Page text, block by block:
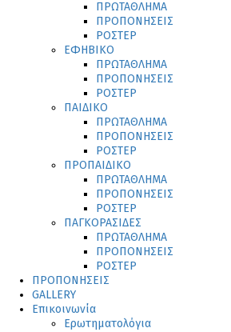
ΠΡΩΤΑΘΛΗΜΑ
ΠΡΟΠΟΝΗΣΕΙΣ
ΡΟΣΤΕΡ
ΕΦΗΒΙΚΟ
ΠΡΩΤΑΘΛΗΜΑ
ΠΡΟΠΟΝΗΣΕΙΣ
ΡΟΣΤΕΡ
ΠΑΙΔΙΚΟ
ΠΡΩΤΑΘΛΗΜΑ
ΠΡΟΠΟΝΗΣΕΙΣ
ΡΟΣΤΕΡ
ΠΡΟΠΑΙΔΙΚΟ
ΠΡΩΤΑΘΛΗΜΑ
ΠΡΟΠΟΝΗΣΕΙΣ
ΡΟΣΤΕΡ
ΠΑΓΚΟΡΑΣΙΔΕΣ
ΠΡΩΤΑΘΛΗΜΑ
ΠΡΟΠΟΝΗΣΕΙΣ
ΡΟΣΤΕΡ
ΠΡΟΠΟΝΗΣΕΙΣ
GALLERY
Επικοινωνία
Ερωτηματολόγια